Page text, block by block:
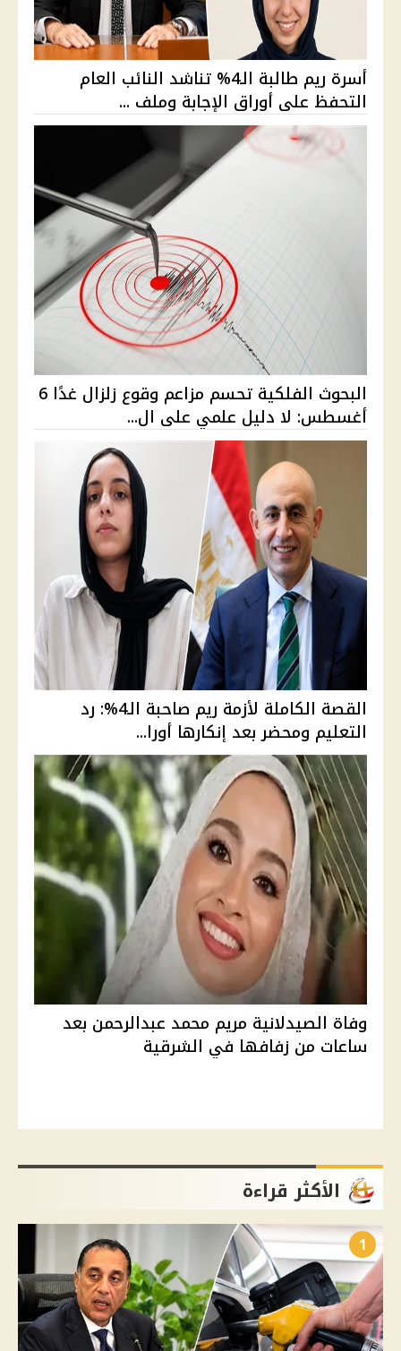
أسرة ريم طالبة الـ4% تناشد النائب العام
التحفظ على أوراق الإجابة وملف ...
البحوث الفلكية تحسم مزاعم وقوع زلزال غدًا 6
أغسطس: لا دليل علمي على ال...
القصة الكاملة لأزمة ريم صاحبة الـ4%: رد
التعليم ومحضر بعد إنكارها أورا...
وفاة الصيدلانية مريم محمد عبدالرحمن بعد
ساعات من زفافها في الشرقية
الأكثر قراءة
1